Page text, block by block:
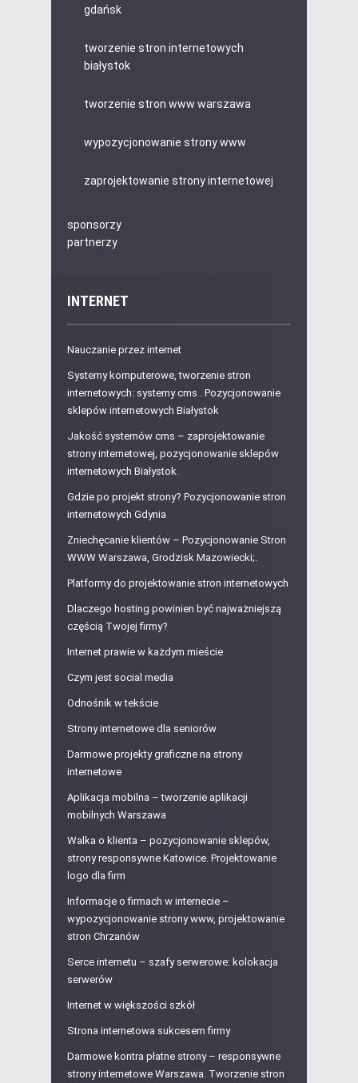
gdańsk
tworzenie stron internetowych
białystok
tworzenie stron www warszawa
wypozycjonowanie strony www
zaprojektowanie strony internetowej
sponsorzy
partnerzy
INTERNET
Nauczanie przez internet
Systemy komputerowe, tworzenie stron
internetowych: systemy cms . Pozycjonowanie
sklepów internetowych Białystok
Jakość systemów cms – zaprojektowanie
strony internetowej, pozycjonowanie sklepów
internetowych Białystok.
Gdzie po projekt strony? Pozycjonowanie stron
internetowych Gdynia
Zniechęcanie klientów – Pozycjonowanie Stron
WWW Warszawa, Grodzisk Mazowiecki;.
Platformy do projektowanie stron internetowych
Dlaczego hosting powinien być najważniejszą
częścią Twojej firmy?
Internet prawie w każdym mieście
Czym jest social media
Odnośnik w tekście
Strony internetowe dla seniorów
Darmowe projekty graficzne na strony
internetowe
Aplikacja mobilna – tworzenie aplikacji
mobilnych Warszawa
Walka o klienta – pozycjonowanie sklepów,
strony responsywne Katowice. Projektowanie
logo dla firm
Informacje o firmach w internecie –
wypozycjonowanie strony www, projektowanie
stron Chrzanów
Serce internetu – szafy serwerowe: kolokacja
serwerów
Internet w większości szkół
Strona internetowa sukcesem firmy
Darmowe kontra płatne strony – responsywne
strony internetowe Warszawa. Tworzenie stron